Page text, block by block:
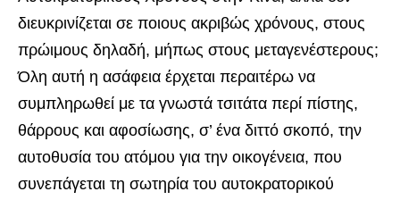
διευκρινίζεται σε ποιους ακριβώς χρόνους, στους
πρώιμους δηλαδή, μήπως στους μεταγενέστερους;
Όλη αυτή η ασάφεια έρχεται περαιτέρω να
συμπληρωθεί με τα γνωστά τσιτάτα περί πίστης,
θάρρους και αφοσίωσης, σ’ ένα διττό σκοπό, την
αυτοθυσία του ατόμου για την οικογένεια, που
συνεπάγεται τη σωτηρία του αυτοκρατορικού